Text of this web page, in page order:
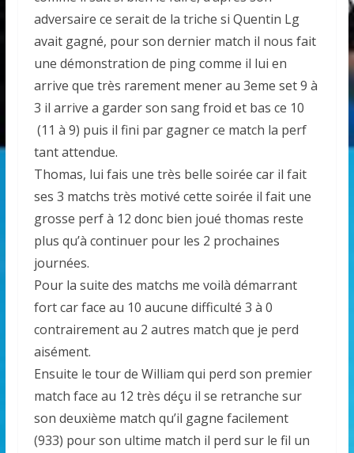
adversaire ce serait de la triche si Quentin Lg
avait gagné, pour son dernier match il nous fait
une démonstration de ping comme il lui en
arrive que très rarement mener au 3eme set 9 à
3 il arrive a garder son sang froid et bas ce 10
(11 à 9) puis il fini par gagner ce match la perf
tant attendue.
Thomas, lui fais une très belle soirée car il fait
ses 3 matchs très motivé cette soirée il fait une
grosse perf à 12 donc bien joué thomas reste
plus qu’à continuer pour les 2 prochaines
journées.
Pour la suite des matchs me voilà démarrant
fort car face au 10 aucune difficulté 3 à 0
contrairement au 2 autres match que je perd
aisément.
Ensuite le tour de William qui perd son premier
match face au 12 très déçu il se retranche sur
son deuxième match qu’il gagne facilement
(933) pour son ultime match il perd sur le fil un